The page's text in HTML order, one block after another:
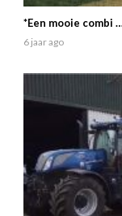
*Een mooie combi
6 jaar ago